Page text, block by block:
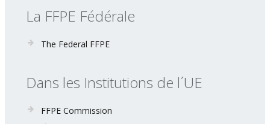
La FFPE Fédérale
The Federal FFPE
Dans les Institutions de l´UE
FFPE Commission